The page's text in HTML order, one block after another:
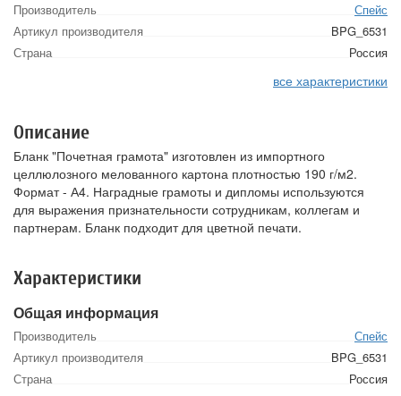
Производитель
Спейс
Артикул производителя
BPG_6531
Страна
Россия
все характеристики
Описание
Бланк "Почетная грамота" изготовлен из импортного
целлюлозного мелованного картона плотностью 190 г/м2.
Формат - А4. Наградные грамоты и дипломы используются
для выражения признательности сотрудникам, коллегам и
партнерам. Бланк подходит для цветной печати.
Характеристики
Общая информация
Производитель
Спейс
Артикул производителя
BPG_6531
Страна
Россия